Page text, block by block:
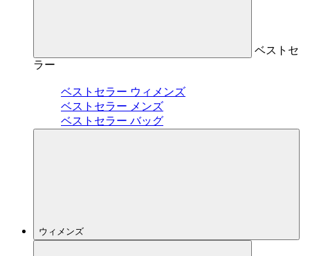
ベストセ
ラー
ベストセラー ウィメンズ
ベストセラー メンズ
ベストセラー バッグ
ウィメンズ